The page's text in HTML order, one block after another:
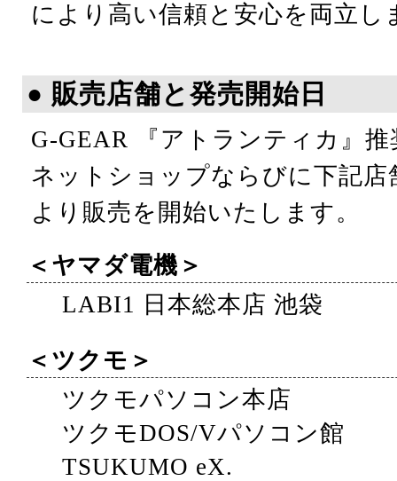
により高い信頼と安心を両立し
● 販売店舗と発売開始日
G-GEAR 『アトランティカ』
ネットショップならびに下記店
より販売を開始いたします。
＜ヤマダ電機＞
LABI1 日本総本店 池袋
＜ツクモ＞
ツクモパソコン本店
ツクモDOS/Vパソコン館
TSUKUMO eX.